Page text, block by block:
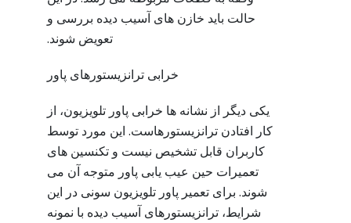
حالت باید خازن های آسیب دیده بررسی و
تعویض شوند.
خرابی ترانزیستورهای پاور
یکی دیگر از نشانه ها خرابی پاور تلویزیون، از
کار افتادن ترانزیستورهاست. این مورد توسط
کاربران قابل تشخیص نیست و تکنسین های
تعمیرات حین عیب یابی پاور متوجه آن می
شوند. برای تعمیر پاور تلویزیون سونی در این
شرایط، ترانزیستورهای آسیب دیده با نمونه